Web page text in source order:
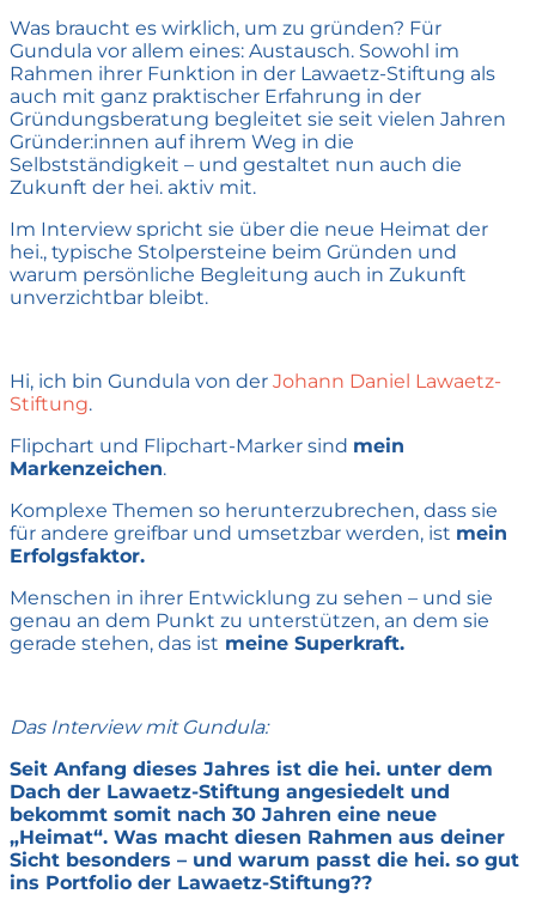
Was braucht es wirklich, um zu gründen? Für
Gundula vor allem eines: Austausch. Sowohl im
Rahmen ihrer Funktion in der Lawaetz-Stiftung als
auch mit ganz praktischer Erfahrung in der
Gründungsberatung begleitet sie seit vielen Jahren
Gründer:innen auf ihrem Weg in die
Selbstständigkeit – und gestaltet nun auch die
Zukunft der hei. aktiv mit.
Im Interview spricht sie über die neue Heimat der
hei., typische Stolpersteine beim Gründen und
warum persönliche Begleitung auch in Zukunft
unverzichtbar bleibt.
Hi, ich bin Gundula von der Johann Daniel Lawaetz-
Stiftung.
Flipchart und Flipchart-Marker sind mein
Markenzeichen.
Komplexe Themen so herunterzubrechen, dass sie
für andere greifbar und umsetzbar werden, ist mein
Erfolgsfaktor.
Menschen in ihrer Entwicklung zu sehen – und sie
genau an dem Punkt zu unterstützen, an dem sie
gerade stehen, das ist meine Superkraft.
Das Interview mit Gundula:
Seit Anfang dieses Jahres ist die hei. unter dem
Dach der Lawaetz-Stiftung angesiedelt und
bekommt somit nach 30 Jahren eine neue
„Heimat“. Was macht diesen Rahmen aus deiner
Sicht besonders – und warum passt die hei. so gut
ins Portfolio der Lawaetz-Stiftung??